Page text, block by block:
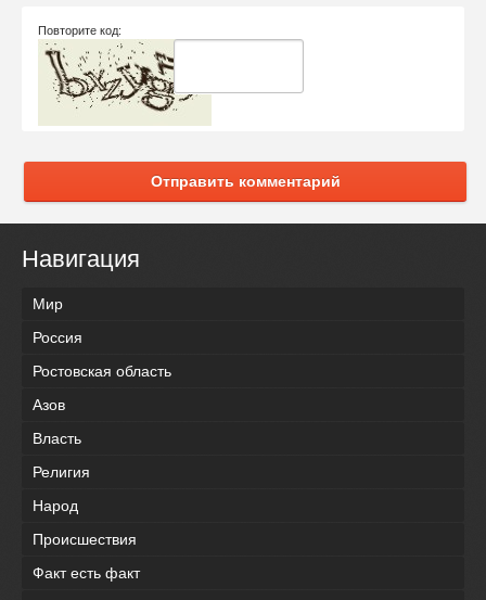
Повторите код:
Отправить комментарий
Навигация
Мир
Россия
Ростовская область
Азов
Власть
Религия
Народ
Происшествия
Факт есть факт